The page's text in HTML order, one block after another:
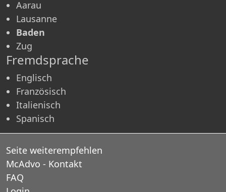
Aarau
Lausanne
Baden
Zug
Fremdsprache
Englisch
Französisch
Italienisch
Spanisch
Seite weiterempfehlen
McAdvo - Kontakt
FAQ